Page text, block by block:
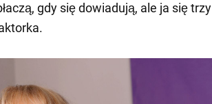
gdy się dowiadują, ale ja się